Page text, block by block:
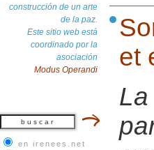
construcción de un arte
de la paz.
Este sitio web está
coordinado por la
asociación
Modus Operandi
en irenees.net
et